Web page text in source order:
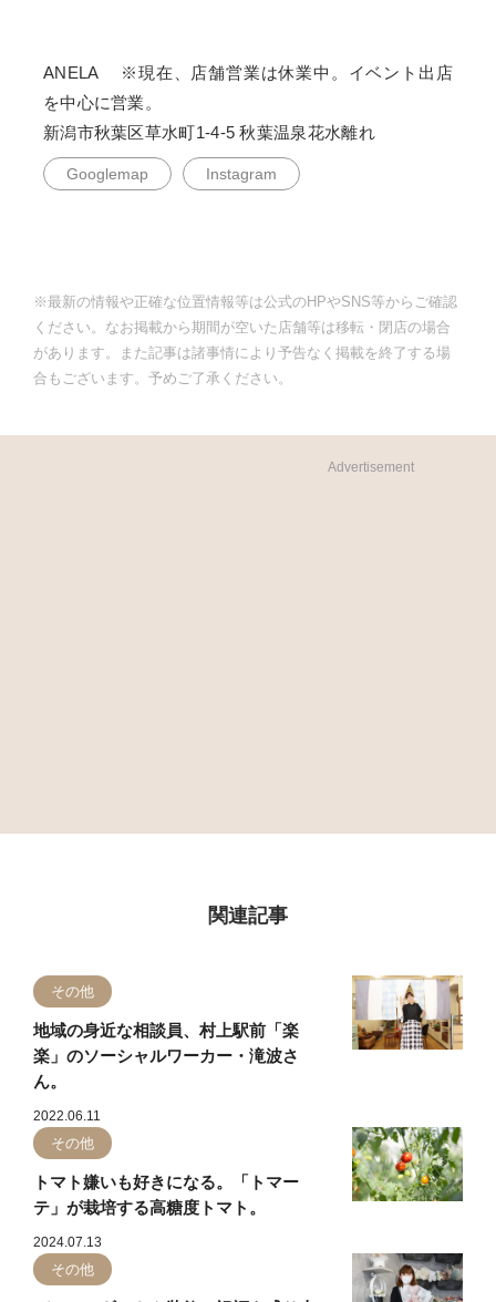
ANELA ※現在、店舗営業は休業中。イベント出店
を中心に営業。
新潟市秋葉区草水町1-4-5 秋葉温泉花水離れ
Googlemap Instagram
※最新の情報や正確な位置情報等は公式のHPやSNS等からご確認
ください。なお掲載から期間が空いた店舗等は移転・閉店の場合
があります。また記事は諸事情により予告なく掲載を終了する場
合もございます。予めご了承ください。
Advertisement
関連記事
その他
地域の身近な相談員、村上駅前「楽
楽」のソーシャルワーカー・滝波さ
ん。
2022.06.11
その他
トマト嫌いも好きになる。「トマー
テ」が栽培する高糖度トマト。
2024.07.13
その他